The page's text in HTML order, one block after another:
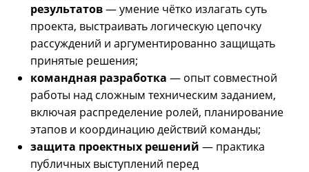
результатов— умение чётко излагать суть
проекта, выстраивать логическую цепочку
рассуждений и аргументированно защищать
принятые решения;
командная разработка — опыт совместной
работы над сложным техническим заданием,
включая распределение ролей, планирование
этапов и координацию действий команды;
защита проектных решений — практика
публичных выступлений перед